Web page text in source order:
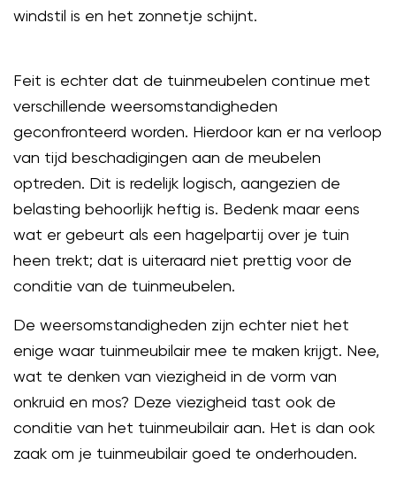
windstil is en het zonnetje schijnt.
Feit is echter dat de tuinmeubelen continue met
verschillende weersomstandigheden
geconfronteerd worden. Hierdoor kan er na verloop
van tijd beschadigingen aan de meubelen
optreden. Dit is redelijk logisch, aangezien de
belasting behoorlijk heftig is. Bedenk maar eens
wat er gebeurt als een hagelpartij over je tuin
heen trekt; dat is uiteraard niet prettig voor de
conditie van de tuinmeubelen.
De weersomstandigheden zijn echter niet het
enige waar tuinmeubilair mee te maken krijgt. Nee,
wat te denken van viezigheid in de vorm van
onkruid en mos? Deze viezigheid tast ook de
conditie van het tuinmeubilair aan. Het is dan ook
zaak om je tuinmeubilair goed te onderhouden.